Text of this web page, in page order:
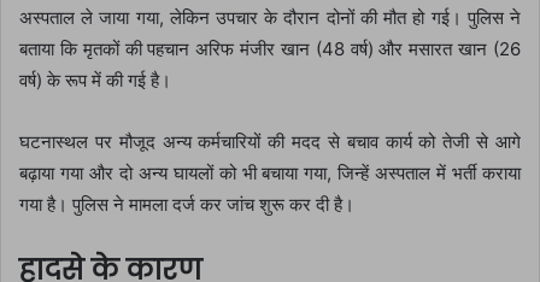
अस्पताल ले जाया गया, लेकिन उपचार के दौरान दोनों की मौत हो गई। पुलिस ने
बताया कि मृतकों की पहचान अरिफ मंजीर खान (48 वर्ष) और मसारत खान (26
वर्ष) के रूप में की गई है।
घटनास्थल पर मौजूद अन्य कर्मचारियों की मदद से बचाव कार्य को तेजी से आगे
बढ़ाया गया और दो अन्य घायलों को भी बचाया गया, जिन्हें अस्पताल में भर्ती कराया
गया है। पुलिस ने मामला दर्ज कर जांच शुरू कर दी है।
हादसे के कारण